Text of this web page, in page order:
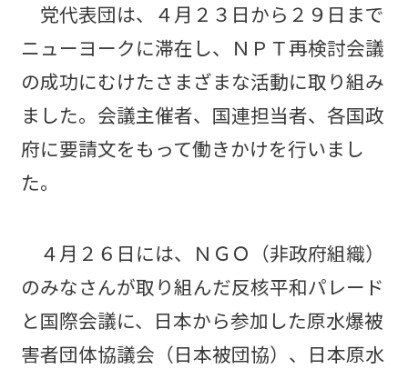
党代表団は、４月２３日から２９日まで
ニューヨークに滞在し、ＮＰＴ再検討会議
の成功にむけたさまざまな活動に取り組み
ました。会議主催者、国連担当者、各国政
府に要請文をもって働きかけを行いまし
た。
４月２６日には、ＮＧＯ（非政府組織）
のみなさんが取り組んだ反核平和パレード
と国際会議に、日本から参加した原水爆被
害者団体協議会（日本被団協）、日本原水